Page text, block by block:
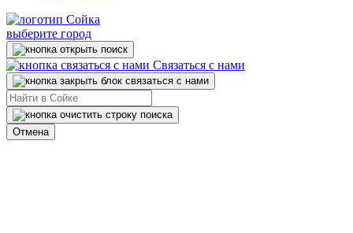
выберите город
Связаться с нами
Отмена